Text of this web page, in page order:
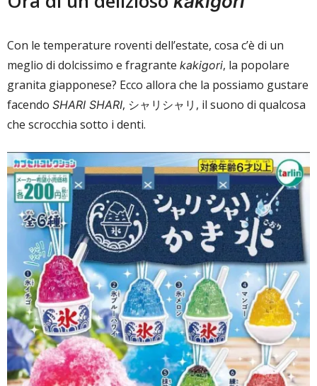
Con le temperature roventi dell’estate, cosa c’è di un
meglio di dolcissimo e fragrante kakigori, la popolare
granita giapponese? Ecco allora che la possiamo gustare
facendo SHARI SHARI, シャリシャリ, il suono di qualcosa
che scrocchia sotto i denti.